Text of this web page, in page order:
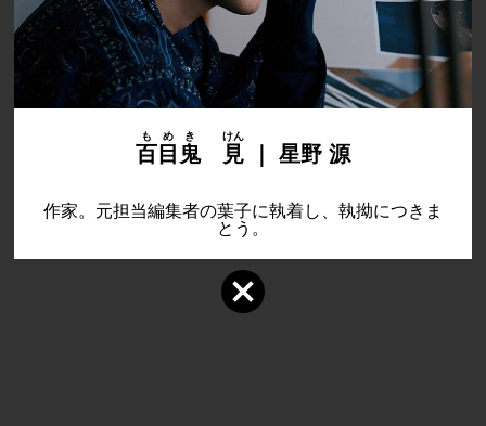
百目鬼
もめき
見
けん
｜ 星野 源
作家。元担当編集者の葉子に執着し、執拗につきま
とう。